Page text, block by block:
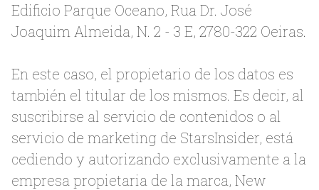
Edificio Parque Oceano, Rua Dr. José
Joaquim Almeida, N. 2 - 3 E, 2780-322 Oeiras.
En este caso, el propietario de los datos es
también el titular de los mismos. Es decir, al
suscribirse al servicio de contenidos o al
servicio de marketing de StarsInsider, está
cediendo y autorizando exclusivamente a la
empresa propietaria de la marca, New